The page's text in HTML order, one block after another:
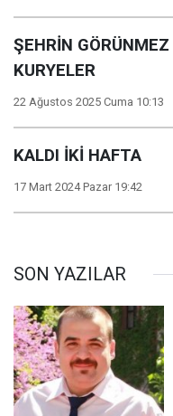
ŞEHRİN
KURYELER
22 Ağustos 2025 Cuma 10:13
KALDI İKİ HAFTA
17 Mart 2024 Pazar 19:42
SON YAZILAR